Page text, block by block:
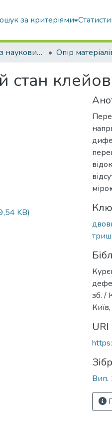
за критеріями
Вибрані статті з наукових збірників КНУБА
KB)
зб. /
URI
Вип.